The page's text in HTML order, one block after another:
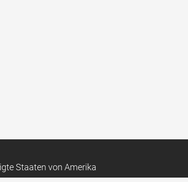
Staaten von Amerika